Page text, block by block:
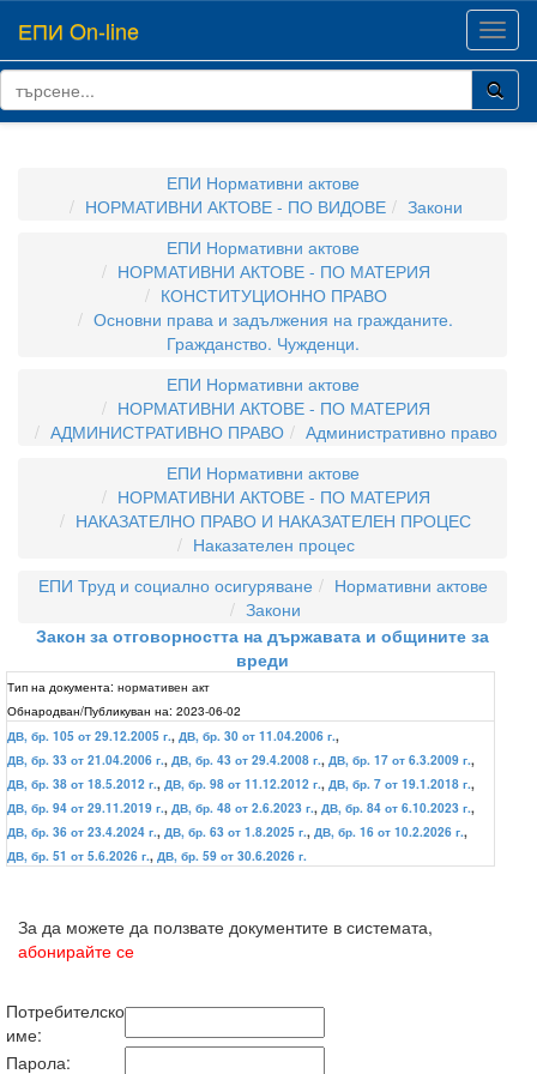
ЕПИ On-line
ЕПИ Нормативни актове
НОРМАТИВНИ АКТОВЕ - ПО ВИДОВЕ
Закони
ЕПИ Нормативни актове
НОРМАТИВНИ АКТОВЕ - ПО МАТЕРИЯ
КОНСТИТУЦИОННО ПРАВО
Основни права и задължения на гражданите.
Гражданство. Чужденци.
ЕПИ Нормативни актове
НОРМАТИВНИ АКТОВЕ - ПО МАТЕРИЯ
АДМИНИСТРАТИВНО ПРАВО
Административно право
ЕПИ Нормативни актове
НОРМАТИВНИ АКТОВЕ - ПО МАТЕРИЯ
НАКАЗАТЕЛНО ПРАВО И НАКАЗАТЕЛЕН ПРОЦЕС
Наказателен процес
ЕПИ Труд и социално осигуряване
Нормативни актове
Закони
Закон за отговорността на държавата и общините за
вреди
Тип на документа: нормативен акт
Обнародван/Публикуван на: 2023-06-02
ДВ, бр. 105 от 29.12.2005 г., ДВ, бр. 30 от 11.04.2006 г.,
ДВ, бр. 33 от 21.04.2006 г., ДВ, бр. 43 от 29.4.2008 г., ДВ, бр. 17 от 6.3.2009 г.,
ДВ, бр. 38 от 18.5.2012 г., ДВ, бр. 98 от 11.12.2012 г., ДВ, бр. 7 от 19.1.2018 г.,
ДВ, бр. 94 от 29.11.2019 г., ДВ, бр. 48 от 2.6.2023 г., ДВ, бр. 84 от 6.10.2023 г.,
ДВ, бр. 36 от 23.4.2024 г., ДВ, бр. 63 от 1.8.2025 г., ДВ, бр. 16 от 10.2.2026 г.,
ДВ, бр. 51 от 5.6.2026 г., ДВ, бр. 59 от 30.6.2026 г.
За да можете да ползвате документите в системата,
абонирайте се
Потребителско
име:
Парола: